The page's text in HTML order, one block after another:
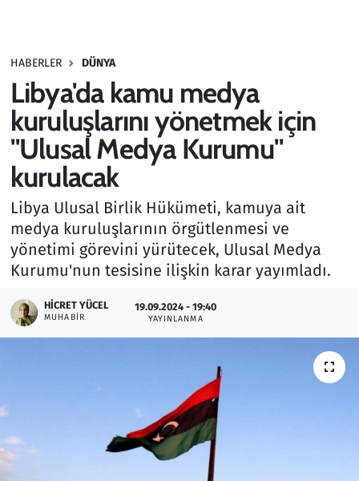
HABERLER DÜNYA
Libya'da kamu medya
kuruluşlarını yönetmek için
"Ulusal Medya Kurumu"
kurulacak
Libya Ulusal Birlik Hükümeti, kamuya ait
medya kuruluşlarının örgütlenmesi ve
yönetimi görevini yürütecek, Ulusal Medya
Kurumu'nun tesisine ilişkin karar yayımladı.
HICRET YÜCEL
MUHABIR
19.09.2024 - 19:40
YAYINLANMA
Haber
Kültür Sanat
Kurumsal Haberler
Lezzet Durağı
Memur ve Kamu
Otomobil
Oyun
Rüya Tabirleri